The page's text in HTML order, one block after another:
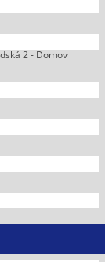
2 - Domov